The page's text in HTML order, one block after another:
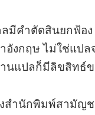
มีคำตัดสินยกฟ้อง
อังกฤษ ไม่ใช่แป
านแปลก็มีลิขสิทธ์
สำนักพิมพ์สามัญ